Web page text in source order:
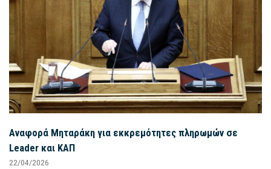
Αναφορά Μηταράκη για εκκρεμότητες πληρωμών σε
Leader και ΚΑΠ
22/04/2026